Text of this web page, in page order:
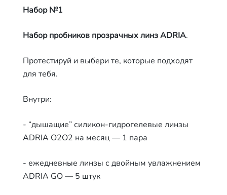
Набор №1
Набор пробников прозрачных линз ADRIA.
Протестируй и выбери те, которые подходят
для тебя.
Внутри:
- “дышащие” силикон-гидрогелевые линзы
ADRIA O2O2 на месяц — 1 пара
- ежедневные линзы с двойным увлажнением
ADRIA GO — 5 штук